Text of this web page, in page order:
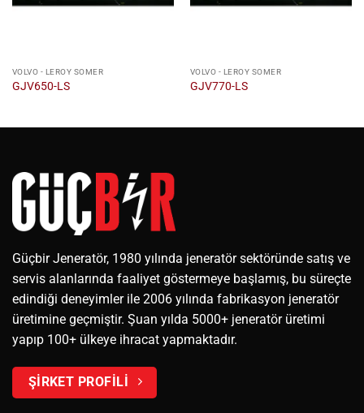
VOLVO - LEROY SOMER
GJV650-LS
VOLVO - LEROY SOMER
GJV770-LS
Güçbir Jeneratör, 1980 yılında jeneratör sektöründe satış ve
servis alanlarında faaliyet göstermeye başlamış, bu süreçte
edindiği deneyimler ile 2006 yılında fabrikasyon jeneratör
üretimine geçmiştir. Şuan yılda 5000+ jeneratör üretimi
yapıp 100+ ülkeye ihracat yapmaktadır.
ŞİRKET PROFİLİ